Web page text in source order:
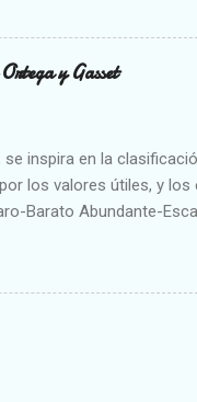
y Gasset
inspira en la
los valores útiles, y
Barato Abundante-
b) Morales
d) Estéticos
Santo-Pr...